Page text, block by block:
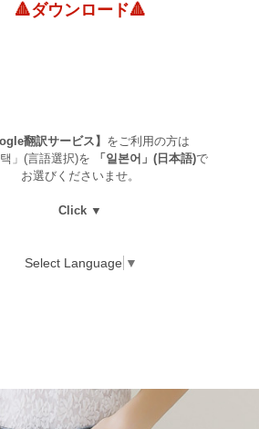
🔺ダウンロード🔺
翻訳サービス】 をご利用の方は
택」(言語選択)を
「일본어」(日本語)で
お選びくださいませ。
Click ▼
Select Language ▼